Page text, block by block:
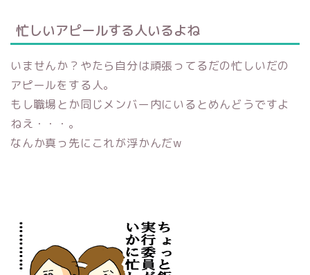
忙しいアピールする人いるよね
いませんか？やたら自分は頑張ってるだの忙しいだの
アピールをする人。
もし職場とか同じメンバー内にいるとめんどうですよ
ねえ・・・。
なんか真っ先にこれが浮かんだw